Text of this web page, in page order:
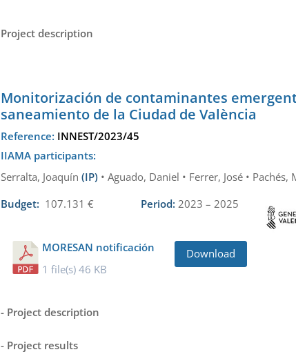
Project description
Monitorización de contaminantes
saneamiento de la Ciudad de València
Reference: INNEST/2023/45
IIAMA participants:
Serralta, Joaquín (IP)• Aguado, Daniel • Ferrer, José •
Budget: 107.131 € Period: 2023 – 2025
MORESAN notificación
1 file(s) 46 KB
Download
- Project description
- Project results